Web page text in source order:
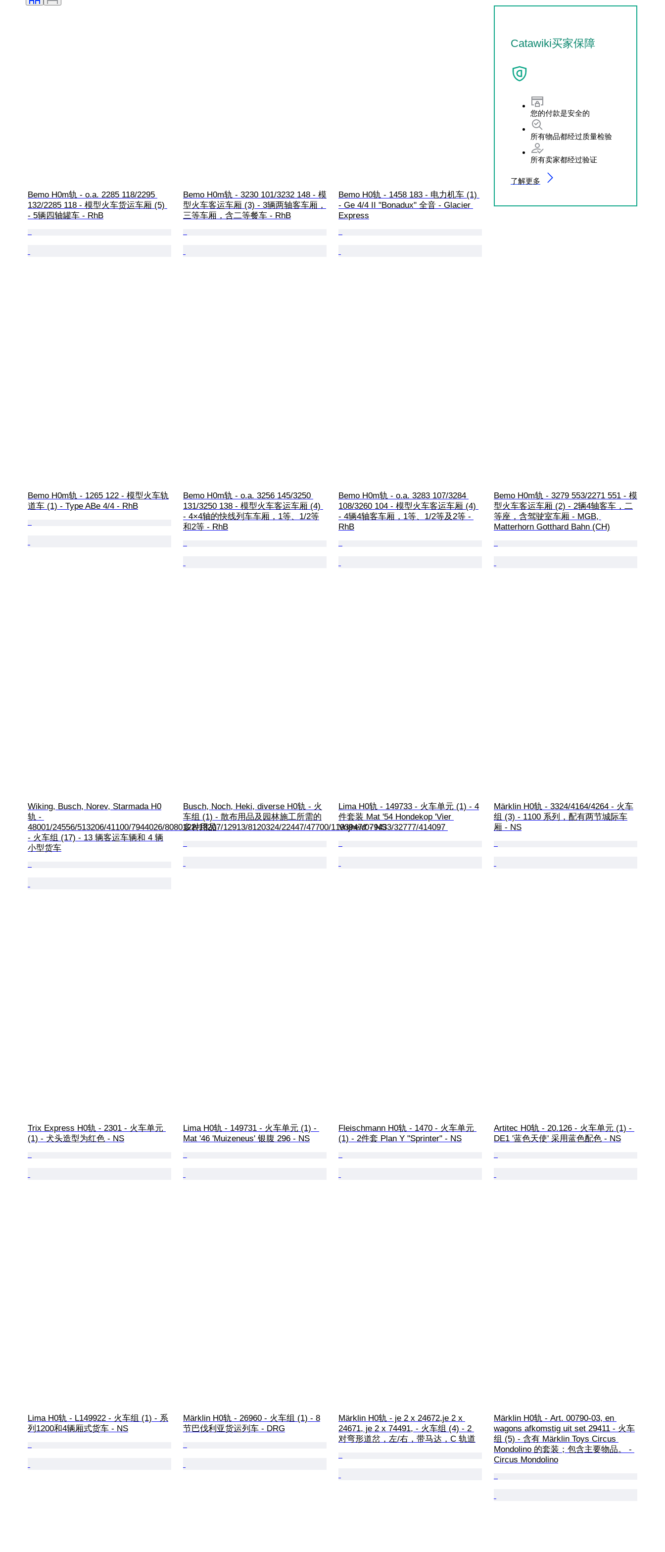
Catawiki买家保障
您的付款是安全的
所有物品都经过质量检验
所有卖家都经过验证
了解更多
Bemo H0m轨 - o.a. 2285 118/2295
132/2285 118 - 模型火车货运车厢 (5)
- 5辆四轴罐车 - RhB
Bemo H0m轨 - 3230 101/3232 148 - 模
型火车客运车厢 (3) - 3辆两轴客车厢，
三等车厢，含二等餐车 - RhB
Bemo H0轨 - 1458 183 - 电力机车 (1)
- Ge 4/4 II "Bonadux" 全音 - Glacier
Express
Bemo H0m轨 - 1265 122 - 模型火车轨
道车 (1) - Type ABe 4/4 - RhB
Bemo H0m轨 - o.a. 3256 145/3250
131/3250 138 - 模型火车客运车厢 (4)
- 4×4轴的快线列车车厢，1等、1/2等
和2等 - RhB
Bemo H0m轨 - o.a. 3283 107/3284
108/3260 104 - 模型火车客运车厢 (4)
- 4辆4轴客车厢，1等、1/2等及2等 -
RhB
Bemo H0m轨 - 3279 553/2271 551 - 模
型火车客运车厢 (2) - 2辆4轴客车，二
等座，含驾驶室车厢 - MGB,
Matterhorn Gotthard Bahn (CH)
Wiking, Busch, Norev, Starmada H0
轨 -
48001/24556/513206/41100/7944026/8080122/13207/12913/8120324/22447/47700/1193947/079433/32777/414097
- 火车组 (17) - 13 辆客运车辆和 4 辆
小型货车
Busch, Noch, Heki, diverse H0轨 - 火
车组 (1) - 散布用品及园林施工所需的
多种用品
Lima H0轨 - 149733 - 火车单元 (1) - 4
件套装 Mat '54 Hondekop 'Vier
Vrijheid' - NS
Märklin H0轨 - 3324/4164/4264 - 火车
组 (3) - 1100 系列，配有两节城际车
厢 - NS
Trix Express H0轨 - 2301 - 火车单元
(1) - 犬头造型为红色 - NS
Lima H0轨 - 149731 - 火车单元 (1) -
Mat '46 'Muizeneus' 银腹 296 - NS
Fleischmann H0轨 - 1470 - 火车单元
(1) - 2件套 Plan Y "Sprinter" - NS
Artitec H0轨 - 20.126 - 火车单元 (1) -
DE1 '蓝色天使' 采用蓝色配色 - NS
Lima H0轨 - L149922 - 火车组 (1) - 系
列1200和4辆厢式货车 - NS
Märklin H0轨 - 26960 - 火车组 (1) - 8
节巴伐利亚货运列车 - DRG
Märklin H0轨 - je 2 x 24672,je 2 x
24671, je 2 x 74491, - 火车组 (4) - 2
对弯形道岔，左/右，带马达，C 轨道
Märklin H0轨 - Art. 00790-03, en
wagons afkomstig uit set 29411 - 火车
组 (5) - 含有 Märklin Toys Circus
Mondolino 的套装；包含主要物品。 -
Circus Mondolino